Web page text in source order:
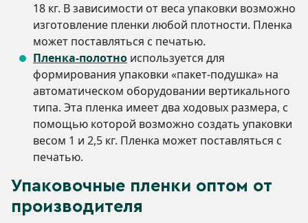
18 кг. В зависимости от веса упаковки возможно
изготовление пленки любой плотности. Пленка
может поставляться с печатью.
Пленка-полотно используется для
формирования упаковки «пакет-подушка» на
автоматическом оборудовании вертикального
типа. Эта пленка имеет два ходовых размера, с
помощью которой возможно создать упаковки
весом 1 и 2,5 кг. Пленка может поставляться с
печатью.
Упаковочные пленки оптом от
производителя